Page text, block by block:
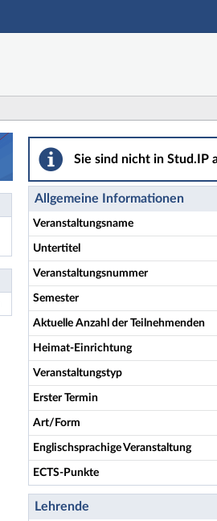
Vorlesung: 04-304-
Sie sind nicht in Stud.IP
Allgemeine Informationen
Veranstaltungsname
Untertitel
Veranstaltungsnummer
Semester
Aktuelle Anzahl der Teilnehmenden
Heimat-Einrichtung
Veranstaltungstyp
Erster Termin
Art/Form
Englischsprachige Veranstaltung
ECTS-Punkte
Lehrende